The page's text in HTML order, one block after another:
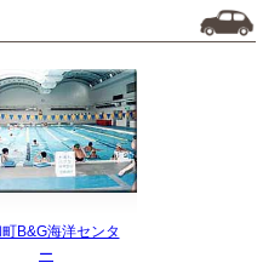
B&G海洋センタ
ー